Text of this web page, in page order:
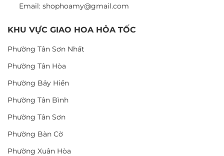
Email: shophoamy@gmail.com
KHU VỰC GIAO HOA HỎA TỐC
Phường Tân Sơn Nhất
Phường Tân Hòa
Phường Bảy Hiền
Phường Tân Bình
Phường Tân Sơn
Phường Bàn Cờ
Phường Xuân Hòa